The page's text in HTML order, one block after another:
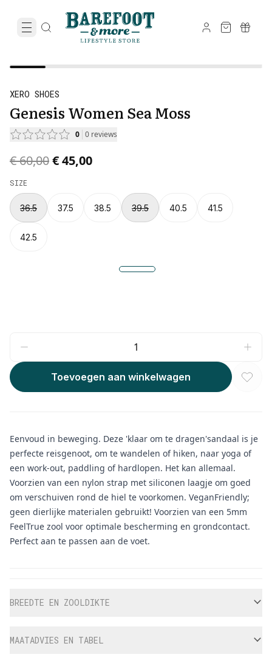
XERO SHOES
Genesis Women Sea Moss
0 0 reviews
Original price was € 60,00.
€ 60,00Current price is € 45,00.
€ 45,00
SIZE
36.5 37.5 38.5 39.5 40.5 41.5
42.5
Toevoegen aan winkelwagen
Eenvoud in beweging. Deze 'klaar om te dragen'sandaal is je
perfecte reisgenoot, om te wandelen of hiken, naar yoga of
een work-out, paddling of hardlopen. Het kan allemaal.
Voorzien van een nylon strap met siliconen laagje om goed
om verschuiven rond de hiel te voorkomen. VeganFriendly;
geen dierlijke materialen gebruikt! Voorzien van een 5mm
FeelTrue zool voor optimale bescherming en grondcontact.
Perfect aan te passen aan de voet.
BREEDTE EN ZOOLDIKTE
MAATADVIES EN TABEL